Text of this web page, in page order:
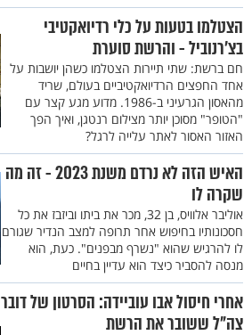
הצטלמו בטעות על כלי רדיואקטיבי
בצ'רנוביל - והרשת סוערת
חם ברשת: שתי תיירות הצטלמו כשהן יושבות על
אחד החפצים הרדיואקטיביים בעולם, שריד
מהאסון הגרעיני ב-1986. מדוע מגע קצר עם
"הטופר" מסוכן יותר מצילום רנטגן, ואיך הפך
האזור האסור לאתר עלייה לרגל?
האיש הזה לא נרדם משנת 2023 - זה מה
שקרה לו
אוליבר אלוויס, בן 32, מכר את ביתו וביזבז את כל
חסכונותיו בחיפוש אחר תרופה למצב הנדיר שגורם
לו להרגיש שהוא "נשרף מבפנים". כעת, הוא
מנסה להסביר כיצד הוא עדיין בחיים
אחרי חיסול אבו עוביידה: הסרטון של דובר
צה"ל ששובר את הרשת